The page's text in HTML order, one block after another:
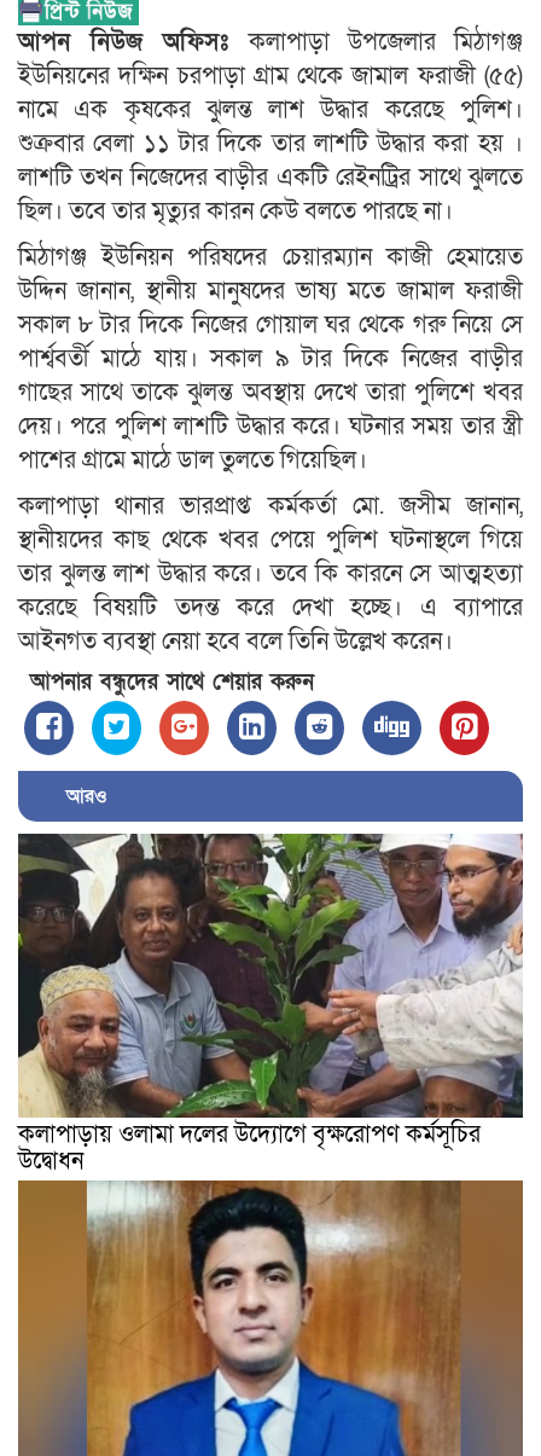
আপন নিউজ অফিসঃকলাপাড়া উপজেলার মিঠাগঞ্জ
ইউনিয়নের দক্ষিন চরপাড়া গ্রাম থেকে জামাল ফরাজী (৫৫)
নামে এক কৃষকের ঝুলন্ত লাশ উদ্ধার করেছে পুলিশ।
শুক্রবার বেলা ১১ টার দিকে তার লাশটি উদ্ধার করা হয় ।
লাশটি তখন নিজেদের বাড়ীর একটি রেইনট্রির সাথে ঝুলতে
ছিল। তবে তার মৃত্যুর কারন কেউ বলতে পারছে না।
মিঠাগঞ্জ ইউনিয়ন পরিষদের চেয়ারম্যান কাজী হেমায়েত
উদ্দিন জানান, স্থানীয় মানুষদের ভাষ্য মতে জামাল ফরাজী
সকাল ৮ টার দিকে নিজের গোয়াল ঘর থেকে গরু নিয়ে সে
পার্শ্ববর্তী মাঠে যায়। সকাল ৯ টার দিকে নিজের বাড়ীর
গাছের সাথে তাকে ঝুলন্ত অবস্থায় দেখে তারা পুলিশে খবর
দেয়। পরে পুলিশ লাশটি উদ্ধার করে। ঘটনার সময় তার স্ত্রী
পাশের গ্রামে মাঠে ডাল তুলতে গিয়েছিল।
কলাপাড়া থানার ভারপ্রাপ্ত কর্মকর্তা মো. জসীম জানান,
স্থানীয়দের কাছ থেকে খবর পেয়ে পুলিশ ঘটনাস্থলে গিয়ে
তার ঝুলন্ত লাশ উদ্ধার করে। তবে কি কারনে সে আত্মহত্যা
করেছে বিষয়টি তদন্ত করে দেখা হচ্ছে। এ ব্যাপারে
আইনগত ব্যবস্থা নেয়া হবে বলে তিনি উল্লেখ করেন।
আপনার বন্ধুদের সাথে শেয়ার করুন
আরও
কলাপাড়ায় ওলামা দলের উদ্যোগে বৃক্ষরোপণ কর্মসূচির
উদ্বোধন